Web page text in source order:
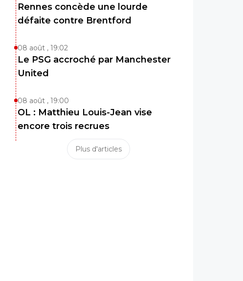
Rennes concède une lourde
défaite contre Brentford
08 août , 19:02
Le PSG accroché par Manchester
United
08 août , 19:00
OL : Matthieu Louis-Jean vise
encore trois recrues
Plus d'articles